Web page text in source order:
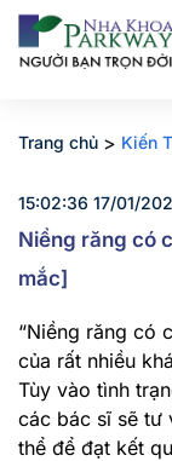
Trang chủ > Kiến
15:02:36 17/01/
Niềng răng có
mắc]
“Niềng răng có
của rất nhiều
Tùy vào tình
các bác sĩ sẽ tư
thể để đạt kết